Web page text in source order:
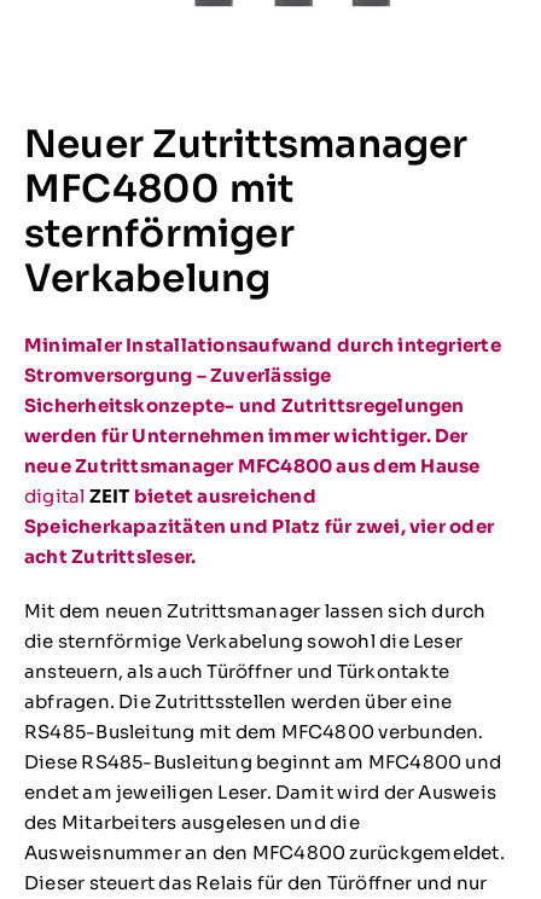
Neuer Zutrittsmanager
MFC4800 mit
sternförmiger
Verkabelung
Minimaler Installationsaufwand durch integrierte
Stromversorgung – Zuverlässige
Sicherheitskonzepte- und Zutrittsregelungen
werden für Unternehmen immer wichtiger. Der
neue Zutrittsmanager MFC4800 aus dem Hause
digital ZEIT bietet ausreichend
Speicherkapazitäten und Platz für zwei, vier oder
acht Zutrittsleser.
Mit dem neuen Zutrittsmanager lassen sich durch
die sternförmige Verkabelung sowohl die Leser
ansteuern, als auch Türöffner und Türkontakte
abfragen. Die Zutrittsstellen werden über eine
RS485-Busleitung mit dem MFC4800 verbunden.
Diese RS485-Busleitung beginnt am MFC4800 und
endet am jeweiligen Leser. Damit wird der Ausweis
des Mitarbeiters ausgelesen und die
Ausweisnummer an den MFC4800 zurückgemeldet.
Dieser steuert das Relais für den Türöffner und nur